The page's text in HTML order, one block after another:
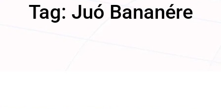
Tag: Juó Bananére